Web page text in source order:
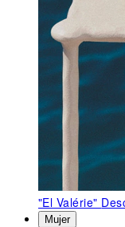
"El Valérie"
Mujer